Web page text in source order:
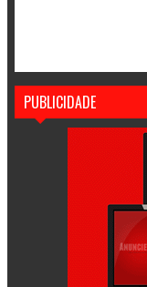
PUBLICIDADE